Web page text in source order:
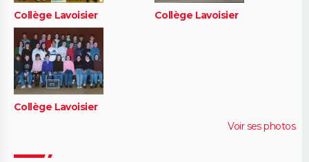
Collège Lavoisier Collège Lavoisier
Collège Lavoisier
Voir ses photos